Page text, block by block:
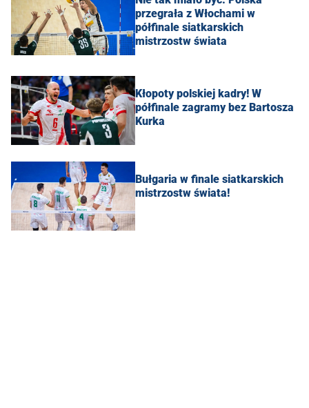
przegrała z Włochami w
półfinale siatkarskich
mistrzostw świata
Kłopoty polskiej kadry! W
półfinale zagramy bez Bartosza
Kurka
Bułgaria w finale siatkarskich
mistrzostw świata!